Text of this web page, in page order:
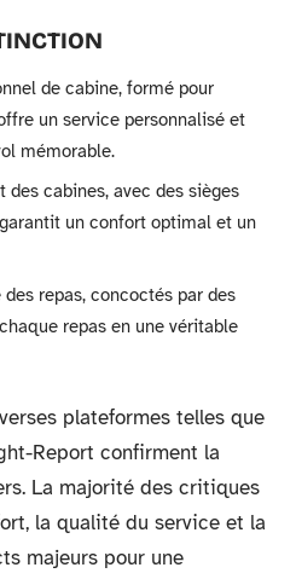
de cabine, formé pour
un service personnalisé et
mémorable.
des cabines, avec des sièges
un confort optimal et un
repas, concoctés par des
repas en une véritable
plateformes telles que
Report confirment la
La majorité des critiques
la qualité du service et la
majeurs pour une